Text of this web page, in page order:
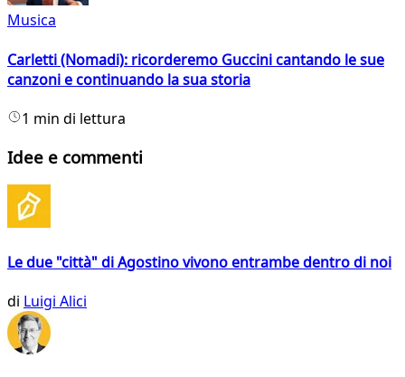
Musica
Carletti (Nomadi): ricorderemo Guccini cantando le sue
canzoni e continuando la sua storia
1 min di lettura
Idee e commenti
Le due "città" di Agostino vivono entrambe dentro di noi
di Luigi Alici